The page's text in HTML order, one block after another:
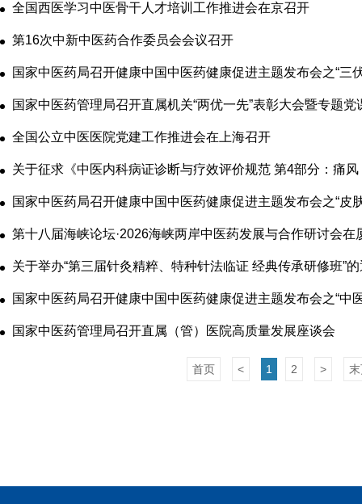
全国西医学习中医骨干人才培训工作推进会在京召开
第16次中新中医药合作委员会会议召开
国家中医药管理局召开直属机关“两优一先”表彰大会暨专题党
全国公立中医医院党建工作推进会在上海召开
第十八届海峡论坛·2026海峡两岸中医药发展与合作研讨会在
关于举办“第三届针灸精粹、特种针法临证 经典传承研修班”
国家中医药管理局召开直属（管）医院高质量发展座谈会
首页 < 1 2 >